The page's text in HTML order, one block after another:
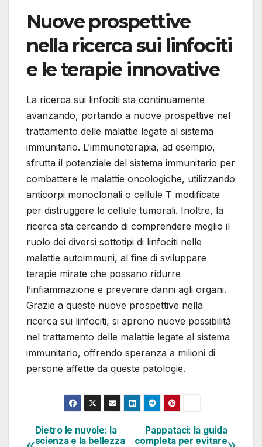
Nuove prospettive
nella ricerca sui linfociti
e le terapie innovative
La ricerca sui linfociti sta continuamente
avanzando, portando a nuove prospettive nel
trattamento delle malattie legate al sistema
immunitario. L’immunoterapia, ad esempio,
sfrutta il potenziale del sistema immunitario per
combattere le malattie oncologiche, utilizzando
anticorpi monoclonali o cellule T modificate
per distruggere le cellule tumorali. Inoltre, la
ricerca sta cercando di comprendere meglio il
ruolo dei diversi sottotipi di linfociti nelle
malattie autoimmuni, al fine di sviluppare
terapie mirate che possano ridurre
l’infiammazione e prevenire danni agli organi.
Grazie a queste nuove prospettive nella
ricerca sui linfociti, si aprono nuove possibilità
nel trattamento delle malattie legate al sistema
immunitario, offrendo speranza a milioni di
persone affette da queste patologie.
Navigazione
Pappataci: la guida
completa per evitare
Dietro le nuvole: la
scienza e la bellezza